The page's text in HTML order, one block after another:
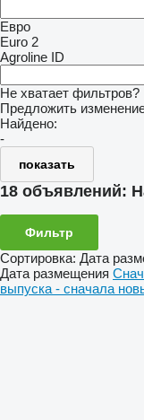
Евро
Euro 2
Agroline ID
Не хватает фильтров?
Предложить
Найдено:
-
показать
18 объявлений:
Фильтр
Сортировка: Дата
Дата размещения
выпуска - сначала